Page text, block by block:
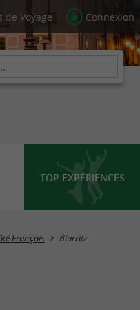
de Voyage Connexion
TOP EXPÉRIENCES
Masquer la carte
Français Biarritz